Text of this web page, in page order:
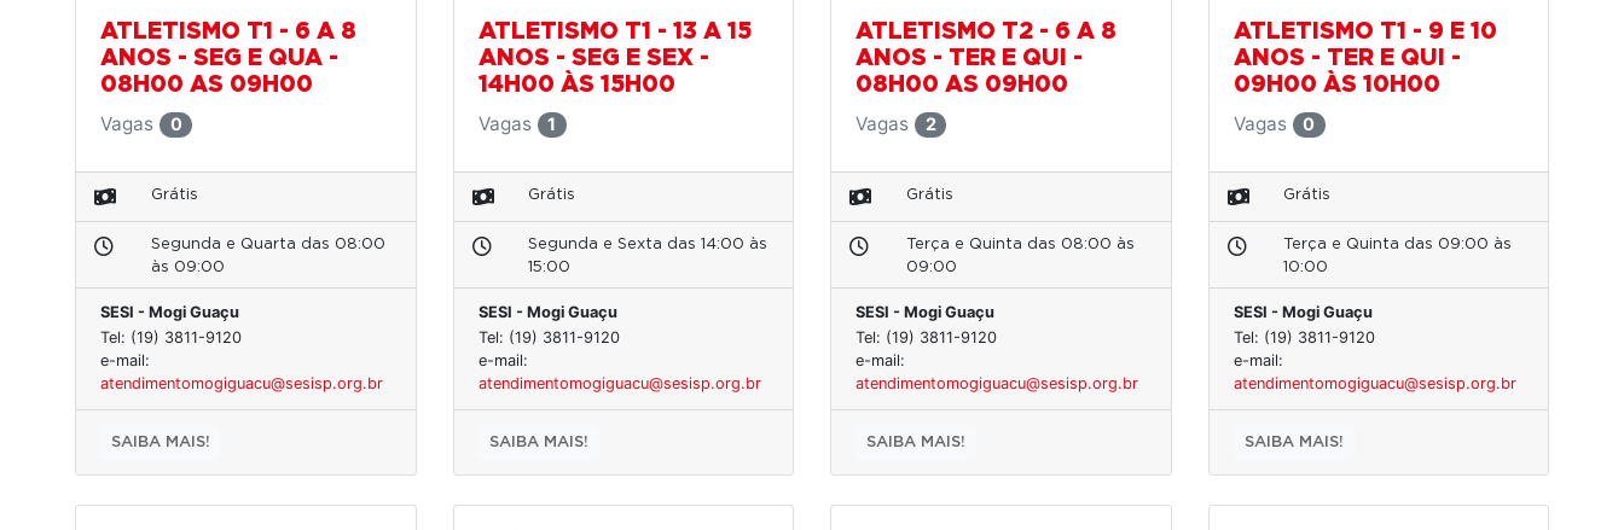
ATLETISMO T1 - 6 A 8
ANOS - SEG E QUA -
08H00 AS 09H00
Vagas
0
Grátis
Segunda e Quarta das 08:00
às 09:00
SESI - Mogi Guaçu
Tel: (19) 3811-9120
e-mail:
atendimentomogiguacu@sesisp.org.br
SAIBA MAIS!
ATLETISMO T1 - 13 A 15
ANOS - SEG E SEX -
14H00 ÀS 15H00
Vagas
1
Grátis
Segunda e Sexta das 14:00 às
15:00
SESI - Mogi Guaçu
Tel: (19) 3811-9120
e-mail:
atendimentomogiguacu@sesisp.org.br
SAIBA MAIS!
ATLETISMO T2 - 6 A 8
ANOS - TER E QUI -
08H00 AS 09H00
Vagas
2
Grátis
Terça e Quinta das 08:00 às
09:00
SESI - Mogi Guaçu
Tel: (19) 3811-9120
e-mail:
atendimentomogiguacu@sesisp.org.br
SAIBA MAIS!
ATLETISMO T1 - 9 E 10
ANOS - TER E QUI -
09H00 ÀS 10H00
Vagas
0
Grátis
Terça e Quinta das 09:00 às
10:00
SESI - Mogi Guaçu
Tel: (19) 3811-9120
e-mail:
atendimentomogiguacu@sesisp.org.br
SAIBA MAIS!